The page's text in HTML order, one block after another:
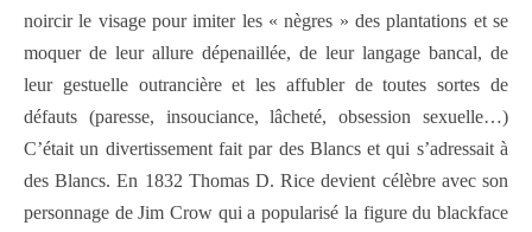
noircir le visage pour imiter les « nègres » des plantations et se
moquer de leur allure dépenaillée, de leur langage bancal, de
leur gestuelle outrancière et les affubler de toutes sortes de
défauts (paresse, insouciance, lâcheté, obsession sexuelle…)
C’était un divertissement fait par des Blancs et qui s’adressait à
des Blancs. En 1832 Thomas D. Rice devient célèbre avec son
personnage de Jim Crow qui a popularisé la figure du blackface